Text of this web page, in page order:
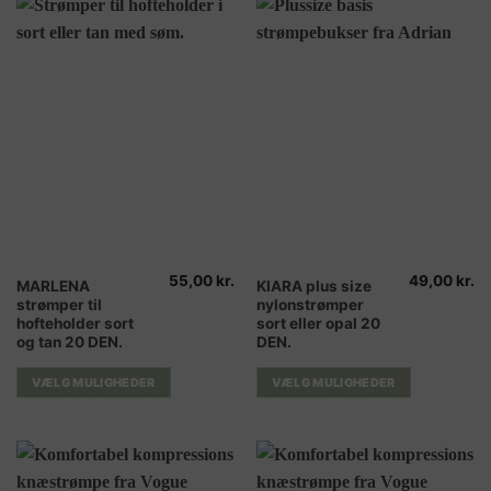
vælges
på
vælges
på
MARLENA
strømper til
hofteholder sort
og tan 20 DEN.
55,00 kr.
VÆLG MULIGHEDER
Dette
vare
har
flere
varianter.
Mulighederne
vælges
KIARA plus size
nylonstrømper
sort eller opal 20
DEN.
49,00 kr.
VÆLG MULIGHEDER
Dette
vare
har
flere
varianter.
Mulighederne
vælges